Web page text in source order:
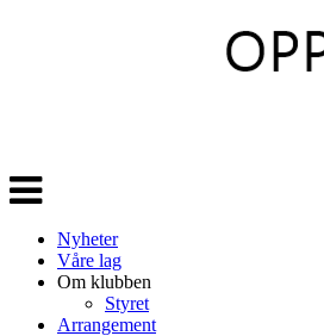
Veksle
navigasjon
Nyheter
Våre lag
Om klubben
Styret
Arrangement